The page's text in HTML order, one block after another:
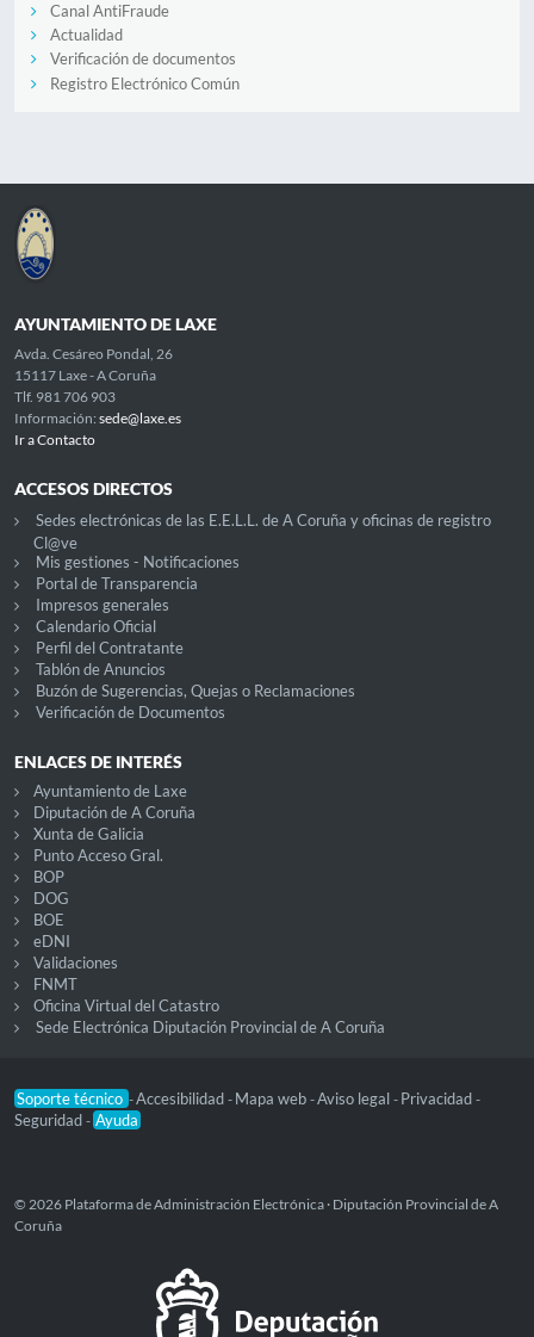
Canal AntiFraude
Actualidad
Verificación de documentos
Registro Electrónico Común
AYUNTAMIENTO DE LAXE
Avda. Cesáreo Pondal, 26
15117 Laxe - A Coruña
Tlf. 981 706 903
Información: sede@laxe.es
Ir a Contacto
ACCESOS DIRECTOS
Sedes electrónicas de las E.E.L.L. de A Coruña y oficinas de registro
Cl@ve
Mis gestiones - Notificaciones
Portal de Transparencia
Impresos generales
Calendario Oficial
Perfil del Contratante
Tablón de Anuncios
Buzón de Sugerencias, Quejas o Reclamaciones
Verificación de Documentos
ENLACES DE INTERÉS
Ayuntamiento de Laxe
Diputación de A Coruña
Xunta de Galicia
Punto Acceso Gral.
BOP
DOG
BOE
eDNI
Validaciones
FNMT
Oficina Virtual del Catastro
Sede Electrónica Diputación Provincial de A Coruña
Soporte técnico -Accesibilidad - Mapa web -Aviso legal - Privacidad -
Seguridad - Ayuda
© 2026 Plataforma de Administración Electrónica · Diputación Provincial de A
Coruña